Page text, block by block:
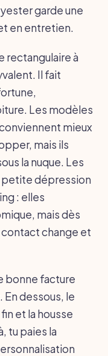
garde une
en entretien.
rectangulaire à
Il fait
Les modèles
mieux
mais ils
la nuque. Les
petite dépression
: elles
mais dès
contact change et
bonne facture
En dessous, le
et la housse
tu paies la